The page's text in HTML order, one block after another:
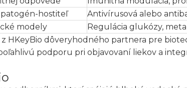
hostiteľ
Antivírusová alebo
modely
Regulácia glukózy,
HKeyBio dôveryhodného partnera pre
podporu pri objavovaní liekov a